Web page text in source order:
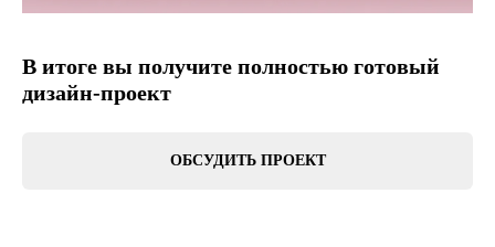
В итоге вы получите полностью готовый
дизайн-проект
ОБСУДИТЬ ПРОЕКТ